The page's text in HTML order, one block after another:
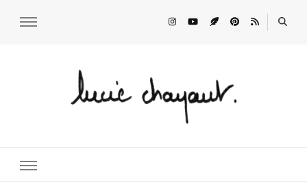
Lucie Choupaut